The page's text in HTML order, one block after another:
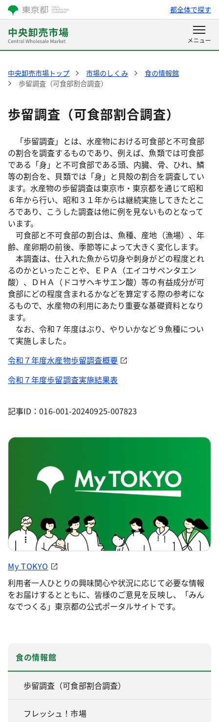
都全体で探す
中央卸売市場トップ 市場のしくみ
食の情報館
歩留調査（可食部割合調査）
歩留調査（可食部割合調査）
「歩留調査」とは、水産物における可食部と不可食部
の割合を調査するものであり、例えば、魚類では可食部
である「身」と不可食部である頭、内臓、骨、ひれ、鱗
等の割合を、貝類では「身」と貝殻の割合を調査してい
ます。水産物の歩留調査は東京市・東京都を通じて昭和
６年から行い、昭和３１年からは継続実施してきたとこ
ろであり、こうした調査は他に例を見ないものとなって
います。
可食部と不可食部の割合は、魚種、産地（漁場）、年
齢、産卵期の前後、季節等によって大きく変化します。
本調査は、仕入れた魚から切身や刺身がどの程度とれ
るのかといったことや、ＥＰＡ（エイコサペンタエン
酸）、ＤＨＡ（ドコサヘキサエン酸）等の有益成分が可
食部にどの程度含まれるかなどを算定する際の参考にな
るもので、水産物の利用にあたり重要な基礎資料となり
ます。
なお、令和７年度はぶり、やりいかなど９魚種につい
て実施しました。
令和７年度水産物歩留調査概要
令和７年度歩留調査実施結果表
記事ID：016-001-20240925-007823
My TOKYO
利用者一人ひとりの興味関心や状況に応じて必要な情報
をお届けするとともに、皆様のご意見を反映し、「みん
なでつくる」東京都の公式ポータルサイトです。
食の情報館
歩留調査（可食部割合調査）
フレッシュ！市場